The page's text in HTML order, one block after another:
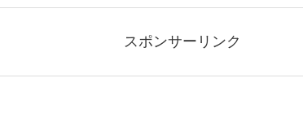
スポンサーリンク